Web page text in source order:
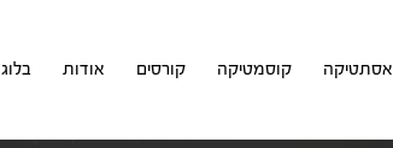
אסתטיקה קוסמטיקה קורסים אודות בלוג